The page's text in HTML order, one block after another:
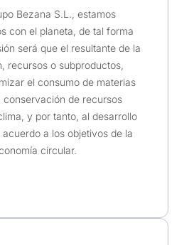
Bezana S.L., estamos
con el planeta, de tal forma
será que el resultante de la
recursos o subproductos,
el consumo de materias
conservación de recursos
y por tanto, al desarrollo
acuerdo a los objetivos de la
circular.